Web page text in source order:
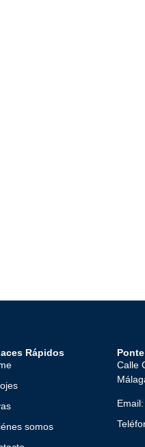
Rápidos
somos
Calle